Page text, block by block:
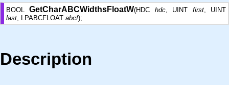
BOOLGetCharABCWidthsFloatW(HDC hdc, UINT first, UINT
last, LPABCFLOAT abcf);
Description